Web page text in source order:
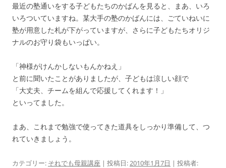
最近の塾通いをする子どもたちのかばんを見ると、まあ、いろ
いろついていますね。某大手の塾のかばんには、ごていねいに
塾が用意した札が下がっていますが、さらに子どもたちオリジ
ナルのお守り袋もいっぱい。
「神様がけんかしないもんかねえ」
と前に聞いたことがありましたが、子どもは涼しい顔で
「大丈夫、チームを組んで応援してくれます！」
といってました。
まあ、これまで勉強で使ってきた道具をしっかり準備して、つ
れていきましょう。
カテゴリー: それでも母親講座 | 投稿日:2010年1月7日 | 投稿者: